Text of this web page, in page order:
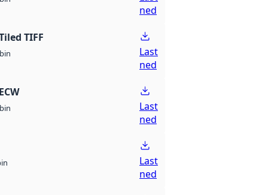
ned
TIFF
bin
Last
ned
bin
Last
ned
Last
ned